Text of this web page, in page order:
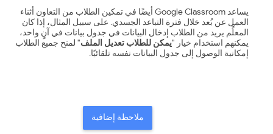
يساعد Google Classroom أيضًا في تمكين الطلاب من التعاون أثناء
العمل عن بُعد خلال فترة التباعد الجسدي. على سبيل المثال، إذا كان
المعلِّم يريد من الطلاب إدخال البيانات في جدول بيانات في آنٍ واحد،
يمكنهم استخدام خيار "يمكن للطلاب تعديل الملف" لمنح جميع الطلاب
إمكانية الوصول إلى جدول البيانات نفسه تلقائيًا.
ملاحظة إضافية